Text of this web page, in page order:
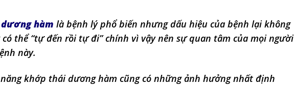
hàm là bệnh lý phổ biến nhưng dấu hiệu của bệnh lại không
thể “tự đến rồi tự đi” chính vì vậy nên sự quan tâm của mọi người
này.
khớp thái dương hàm cũng có những ảnh hưởng nhất định